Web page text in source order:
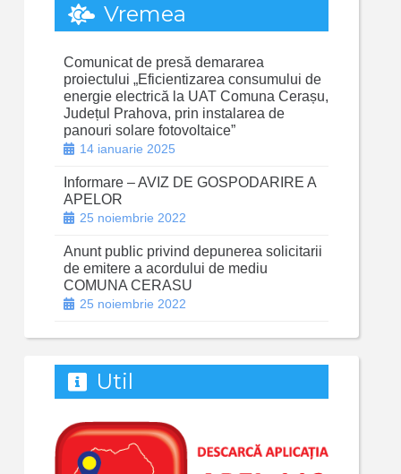
Vremea
Comunicat de presă demararea
proiectului „Eficientizarea consumului de
energie electrică la UAT Comuna Cerașu,
Județul Prahova, prin instalarea de
panouri solare fotovoltaice”
14 ianuarie 2025
Informare – AVIZ DE GOSPODARIRE A
APELOR
25 noiembrie 2022
Anunt public privind depunerea solicitarii
de emitere a acordului de mediu
COMUNA CERASU
25 noiembrie 2022
Util